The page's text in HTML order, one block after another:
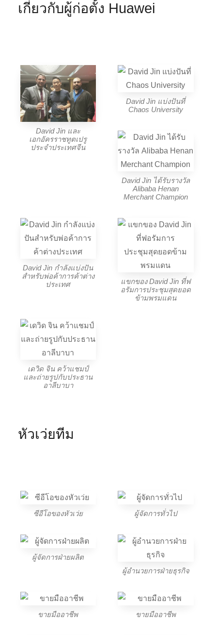
เกี่ยวกับผู้ก่อตั้ง Huawei
David Jin และ
เอกอัครราชทูตเปรู
ประจำประเทศจีน
David Jin แบ่งปันที่
Chaos University
David Jin ได้รับรางวัล
Alibaba Henan
Merchant Champion
David Jin กำลังแบ่งปัน
สำหรับพ่อค้าการค้าต่าง
ประเทศ
แขกของ David Jin ที่ฟ
อรัมการประชุมสุดยอด
ข้ามพรมแดน
เดวิด จิน คว้าแชมป์
และถ่ายรูปกับประธาน
อาลีบาบา
หัวเว่ยทีม
ซีอีโอของหัวเว่ย ผู้จัดการทั่วไป
ผู้จัดการฝ่ายผลิต
ผู้อำนวยการฝ่ายธุรกิจ
ขายมืออาชีพ ขายมืออาชีพ